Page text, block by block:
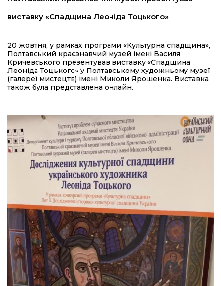
виставку «Спадщина Леоніда Тоцького»
20 жовтня, у рамках програми «Культурна спадщина»,
Полтавський краєзнавчий музей імені Василя
Кричевського презентував виставку «Спадщина
Леоніда Тоцького» у Полтавському художньому музеї
(галереї мистецтв) імені Миколи Ярошенка. Виставка
також була представлена онлайн.